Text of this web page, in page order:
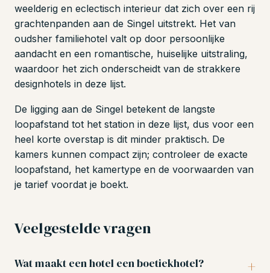
weelderig en eclectisch interieur dat zich over een rij
grachtenpanden aan de Singel uitstrekt. Het van
oudsher familiehotel valt op door persoonlijke
aandacht en een romantische, huiselijke uitstraling,
waardoor het zich onderscheidt van de strakkere
designhotels in deze lijst.
De ligging aan de Singel betekent de langste
loopafstand tot het station in deze lijst, dus voor een
heel korte overstap is dit minder praktisch. De
kamers kunnen compact zijn; controleer de exacte
loopafstand, het kamertype en de voorwaarden van
je tarief voordat je boekt.
Veelgestelde vragen
Wat maakt een hotel een boetiekhotel?